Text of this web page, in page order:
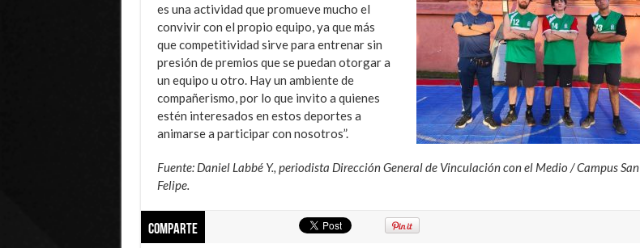
es una actividad que promueve mucho el
convivir con el propio equipo, ya que más
que competitividad sirve para entrenar sin
presión de premios que se puedan otorgar a
un equipo u otro. Hay un ambiente de
compañerismo, por lo que invito a quienes
estén interesados en estos deportes a
animarse a participar con nosotros”.
Fuente: Daniel Labbé Y., periodista Dirección General de Vinculación con el Medio / Campus San
Felipe.
Comparte